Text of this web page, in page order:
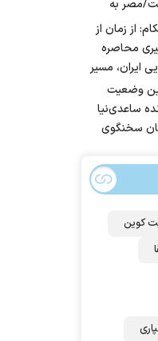
مصر به
و
می
از زمان از
محاصره
ایران، مسیر
بیش از ۵۰ کشتی را
داده‌ایم
وضعیت
ساعدی‌نیا
سخنگوی
کوین